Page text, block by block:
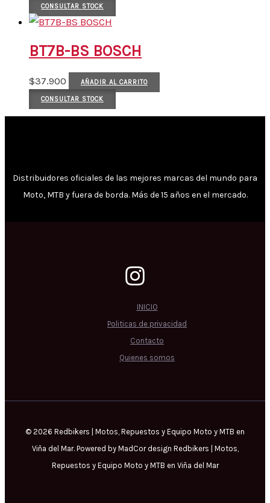
CONSULTAR STOCK
BT7B-BS BOSCH
$37.900 AÑADIR AL CARRITO
CONSULTAR STOCK
Distribuidores oficiales de las mejores marcas del mundo para
Moto, MTB y fuera de borda. Más de 15 años en el mercado.
INICIO
Politicas de privacidad
Contacto
Quienes somos
© 2026 Redbikers | Motos, Repuestos y Equipo Moto y MTB en
Viña del Mar. Powered by MadCor design Redbikers | Motos,
Repuestos y Equipo Moto y MTB en Viña del Mar